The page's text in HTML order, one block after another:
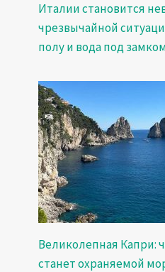
Италии становится
чрезвычайной
полу и вода под
Великолепная Капри:
станет охраняемой